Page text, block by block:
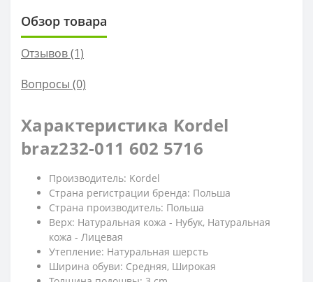
Обзор товара
Отзывов (1)
Вопросы (0)
Характеристика Kordel
braz232-011 602 5716
Производитель: Kordel
Страна регистрации бренда: Польша
Страна производитель: Польша
Верх: Натуральная кожа - Нубук, Натуральная
кожа - Лицевая
Утепление: Натуральная шерсть
Ширина обуви: Средняя, Широкая